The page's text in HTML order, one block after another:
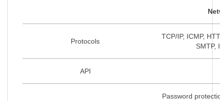
Protocols
TCP/IP, ICMP,
SMTP,
API
Password